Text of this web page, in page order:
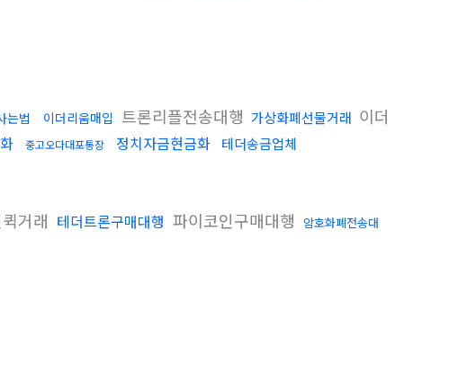
는법 이더리움매입 트론리플전송대행 가상화폐선물거래 이더
중고오다대포통장 정치자금현금화 테더송금업체
거래 테더트론구매대행 파이코인구매대행
암호화폐전송대